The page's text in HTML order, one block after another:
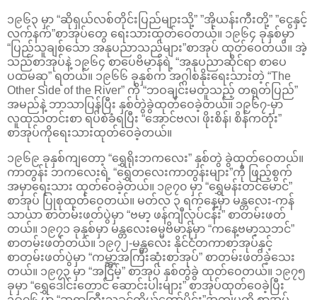
၁၉၆၃ မှာ “ဆိုရှယ်လစ်တိုင်းပြည်များသို့” ”အိုယန်းကီးတို့” ”ငွေနှင့်
လက်နက်”စာအုပ်တွေ ရေးသားထုတ်ဝေတယ်။ ၁၉၆၄ ခုနှစ်မှာ
“ပြည်သူချစ်သော အနုပညာသည်များ”စာအုပ် ထုတ်ဝေတယ်။ အဲ့
သည်စာအုပ်နဲ့ ၁၉၆၄ စာပေဗိမာန်ရဲ့ “အနုပညာဆိုင်ရာ စာပေ
ပထမဆု” ရတယ်။ ၁၉၆၆ ခုနှစ်က အဂ္ဂါစနိုးရေးသားတဲ့ “The
Other Side of the River” ကို “ဘဝချင်းမတူသည့် တရုတ်ပြည်”
အမည်နဲ့ ဘာသာပြန်ပြီး နှစ်တွဲခွဲထုတ်ဝေခဲ့တယ်။ ၁၉၆၇-မှာ
လူထုသတင်းစာ ရပ်စဲခံရပြီး “အောင်ဗလ၊ ဖိုးစိန်၊ စိန်ကတုံး”
စာအုပ်ကိုရေးသားထုတ်ဝေခဲ့တယ်။
၁၉၆၉ ခုနှစ်ကျတော့ “ရွှေရိုးဘကလေး” နှစ်တွဲ ခွဲထုတ်ဝေတယ်။
ကာတွန်း ဘကလေးရဲ့ “ရွှေတလေးကာတွန်းများ”ကို ဖြည့်စွက်
အမှာရေးသား ထုတ်ဝေခဲ့တယ်။ ၁၉၇၀ မှာ “ရွှေမန်းတင်မောင်”
စာအုပ် ပြုစုထုတ်ဝေတယ်။ မတ်လ ၃ ရက်နေ့မှာ မန္တလေး-ကန်
သာယာ စာတမ်းဖတ်ပွဲမှာ “ဗမာ့ ဖန်ကျီလုပ်ငန်း” စာတမ်းဖတ်
တယ်။ ၁၉၇၁ ခုနှစ်မှာ မန္တလေးဓမ္မဗိမာန်မှာ “ကနေ့ဗမာ့သဘင်”
စာတမ်းဖတ်တယ်။ ၁၉၇၂-မန္တလေး နိုင်ငံတကာစာအုပ်နှင့်
စာတမ်းဖတ်ပွဲမှာ “ကမ္ဘာ့အကြီးဆုံးစာအုပ်” စာတမ်းဖတ်ခဲ့သေး
တယ်။ ၁၉၇၃ မှာ “အငြိမ့်” စာအုပ် နှစ်တွဲခွဲ ထုတ်ဝေတယ်။ ၁၉၇၅
ခုမှာ “ရွှေဒေါင်းတောင် ဆောင်းပါးများ” စာအုပ်ထုတ်ဝေခဲ့ပြီး